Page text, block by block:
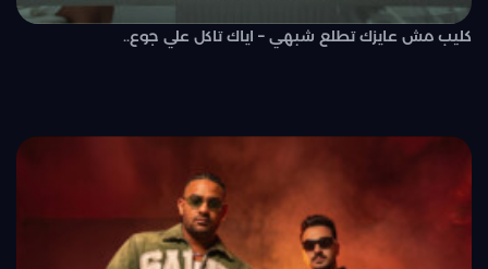
كليب مش عايزك تطلع شبهي – اياك تاكل علي جوع..